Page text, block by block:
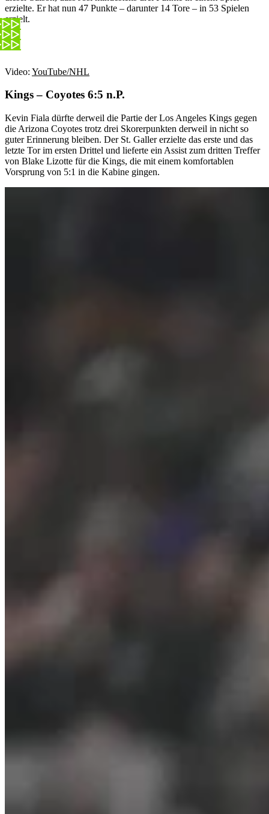
erzielte. Er hat nun 47 Punkte – darunter 14 Tore – in 53 Spielen
erzielt.
Video: YouTube/NHL
Kings – Coyotes 6:5 n.P.
Kevin Fiala dürfte derweil die Partie der Los Angeles Kings gegen
die Arizona Coyotes trotz drei Skorerpunkten derweil in nicht so
guter Erinnerung bleiben. Der St. Galler erzielte das erste und das
letzte Tor im ersten Drittel und lieferte ein Assist zum dritten Treffer
von Blake Lizotte für die Kings, die mit einem komfortablen
Vorsprung von 5:1 in die Kabine gingen.